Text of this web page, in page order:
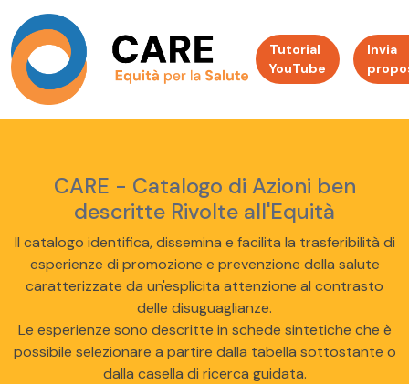
Tutorial
YouTube
Invia
CARE - Catalogo di Azioni ben
descritte Rivolte all'Equità
Il catalogo identifica, dissemina e facilita la trasferibilità di
esperienze di promozione e prevenzione della salute
caratterizzate da un'esplicita attenzione al contrasto
delle disuguaglianze.
Le esperienze sono descritte in schede sintetiche che è
possibile selezionare a partire dalla tabella sottostante o
dalla casella di ricerca guidata.